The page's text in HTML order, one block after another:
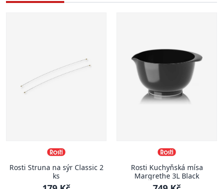
Rosti Struna na sýr Classic 2
ks
Rosti Kuchyňská mísa
Margrethe 3L Black